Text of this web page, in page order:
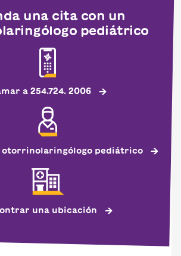
una cita con un
pediátrico
a 254.724. 2006
otorrinolaringólogo pediátrico
una ubicación